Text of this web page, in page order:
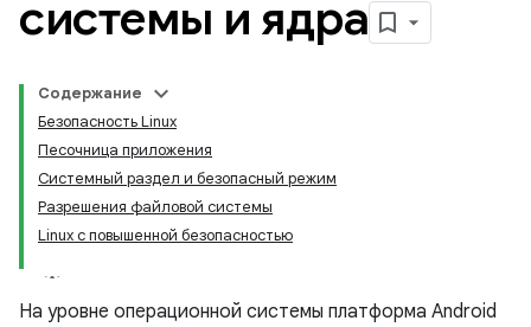
системы и ядра
Содержание
Безопасность Linux
Песочница приложения
Системный раздел и безопасный режим
Разрешения файловой системы
Linux с повышенной безопасностью
На уровне операционной системы платформа Android